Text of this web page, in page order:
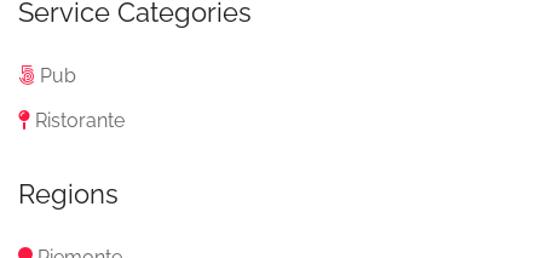
Service Categories
Pub
Ristorante
Regions